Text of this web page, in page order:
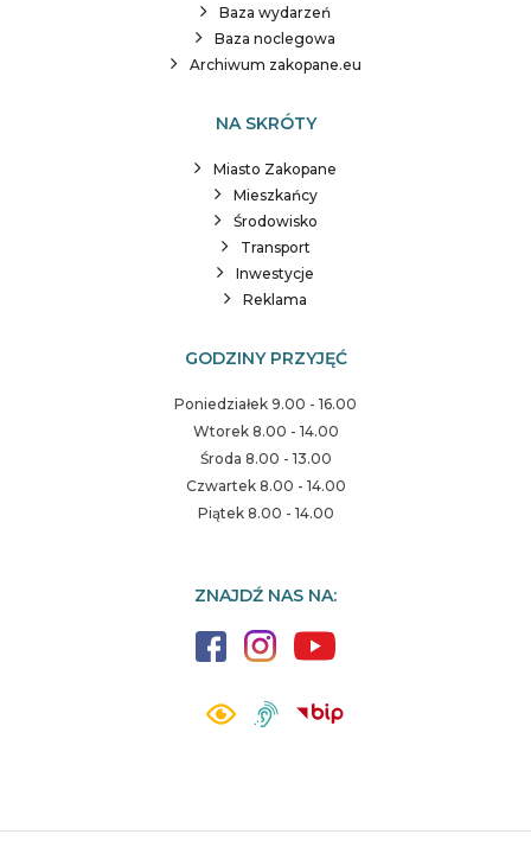
Baza wydarzeń
Baza noclegowa
Archiwum zakopane.eu
NA SKRÓTY
Miasto Zakopane
Mieszkańcy
Środowisko
Transport
Inwestycje
Reklama
GODZINY PRZYJĘĆ
Poniedziałek 9.00 - 16.00
Wtorek 8.00 - 14.00
Środa 8.00 - 13.00
Czwartek 8.00 - 14.00
Piątek 8.00 - 14.00
ZNAJDŹ NAS NA: